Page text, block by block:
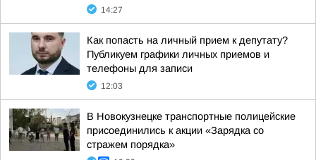
14:27
Как попасть на личный прием к депутату?
Публикуем графики личных приемов и
телефоны для записи
12:03
В Новокузнецке транспортные полицейские
присоединились к акции «Зарядка со
стражем порядка»